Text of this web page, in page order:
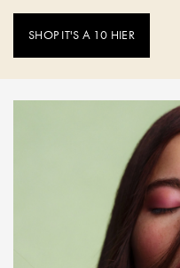
SHOP IT'S A 10 HIER